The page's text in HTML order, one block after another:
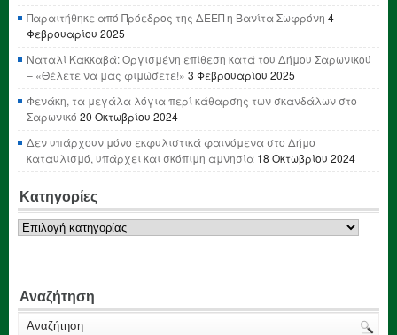
Παραιτήθηκε από Πρόεδρος της ΔΕΕΠ η Βανίτα Σωφρόνη 4
Φεβρουαρίου 2025
Ναταλί Κακκαβά: Οργισμένη επίθεση κατά του Δήμου Σαρωνικού
– «Θέλετε να μας φιμώσετε!» 3 Φεβρουαρίου 2025
Φενάκη, τα μεγάλα λόγια περί κάθαρσης των σκανδάλων στο
Σαρωνικό 20 Οκτωβρίου 2024
Δεν υπάρχουν μόνο εκφυλιστικά φαινόμενα στο Δήμο
καταυλισμό, υπάρχει και σκόπιμη αμνησία 18 Οκτωβρίου 2024
Κατηγορίες
Κατηγορίες
Αναζήτηση